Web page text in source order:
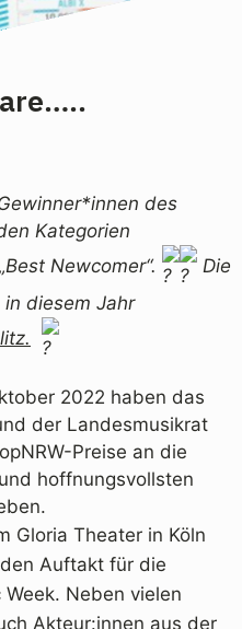
des
Kategorien
Newcomer“.
Die
diesem Jahr
2022 haben das
der Landesmusikrat
Preise an die
hoffnungsvollsten
Gloria Theater in Köln
Auftakt für die
Neben vielen
Akteur:innen aus der